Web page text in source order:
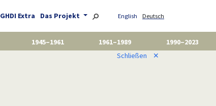
GHDI Extra Das Projekt English Deutsch
1945–1961 1961–1989
1990–2023
Schließen ✕